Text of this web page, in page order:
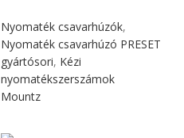
Nyomaték csavarhúzók,
Nyomaték csavarhúzó PRESET
gyártósori, Kézi
nyomatékszerszámok
Mountz